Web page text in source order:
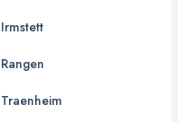
Irmstett
Rangen
Traenheim